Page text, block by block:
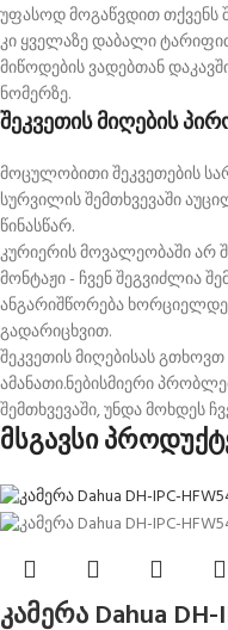
უფასოდ მოგაწვდით თქვენს
კი ყველაზე დაბალი
მიწოდების ვადებთან
ნომერზე.
შეკვეთის მიღების
მოცულობითი შეკვეთების
სურვილის შემთხვევაში
წინასწარ.
კურიერის მოვალეობაში არ
მონტაჟი - ჩვენ შეგვიძლია
ანგარიშწორება
გადარიცხვით.
შეკვეთის მიღებისას
ამანათი.ნებისმიერი
შემთხვევაში, უნდა მოხდეს
მსგავსი
კამერა Dahua DH-